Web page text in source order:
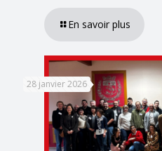
En savoir plus
28 janvier 2026